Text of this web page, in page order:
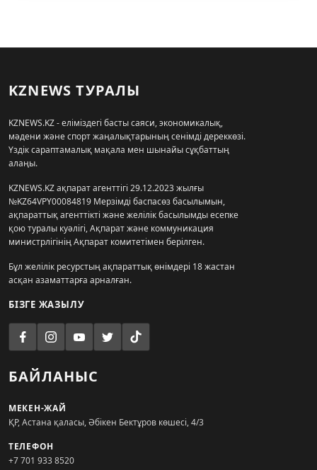
KZNEWS ТУРАЛЫ
KZNEWS.KZ - еліміздегі басты саяси, экономикалық,
мәдени және спорт жаңалықтарының сенімді дереккөзі.
Үздік сараптамалық мақала мен шынайы сұқбаттың
алаңы.
KZNEWS.KZ ақпарат агенттігі 29.12.2023 жылғы
№KZ64VPY00084819 Мерзімді баспасөз басылымын,
ақпараттық агенттікті және желілік басылымды есепке
қою туралы куәлігі, Ақпарат және коммуникация
министрлігінің Ақпарат комитетімен берілген.
Бұл желілік ресурстың ақпараттық өнімдері 18 жастан
асқан азаматтарға арналған.
БІЗГЕ ЖАЗЫЛУ
БАЙЛАНЫС
МЕКЕН-ЖАЙ
ҚР, Астана қаласы, Әбікен Бектұров көшесі, 4/3
ТЕЛЕФОН
+7 701 933 8520